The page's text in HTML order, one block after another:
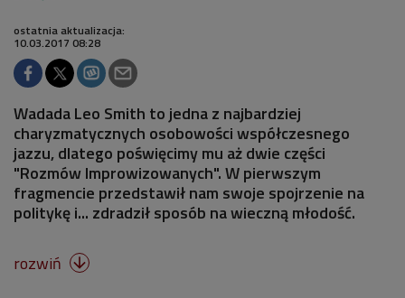
ostatnia aktualizacja:
10.03.2017 08:28
Wadada Leo Smith to jedna z najbardziej
charyzmatycznych osobowości współczesnego
jazzu, dlatego poświęcimy mu aż dwie części
"Rozmów Improwizowanych". W pierwszym
fragmencie przedstawił nam swoje spojrzenie na
politykę i... zdradził sposób na wieczną młodość.
rozwiń 